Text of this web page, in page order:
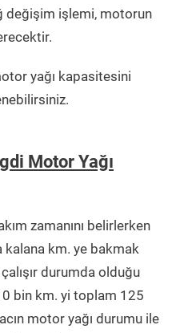
değişim işlemi, motorun
yağı kapasitesini
Motor Yağı
zamanını belirlerken
kalana km. ye bakmak
durumda olduğu
bin km. yi toplam 125
motor yağı durumu ile